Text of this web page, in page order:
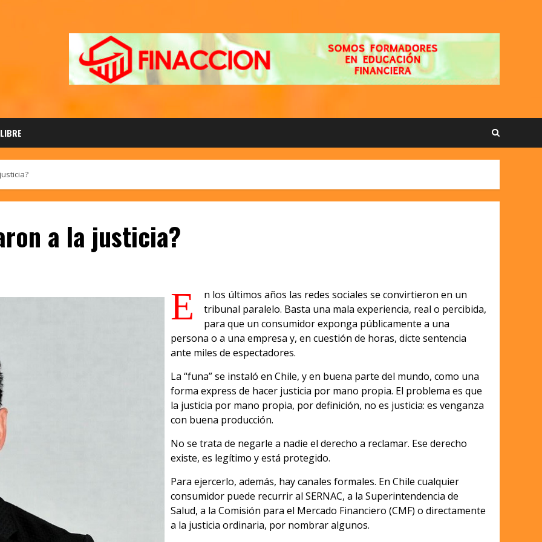
a la justicia?
E
n los últimos años las redes sociales se convirtieron en un
tribunal paralelo. Basta una mala experiencia, real o percibida,
para que un consumidor exponga públicamente a una
persona o a una empresa y, en cuestión de horas, dicte sentencia
ante miles de espectadores.
La “funa” se instaló en Chile, y en buena parte del mundo, como una
forma express de hacer justicia por mano propia. El problema es que
la justicia por mano propia, por definición, no es justicia: es venganza
con buena producción.
No se trata de negarle a nadie el derecho a reclamar. Ese derecho
existe, es legítimo y está protegido.
Para ejercerlo, además, hay canales formales. En Chile cualquier
consumidor puede recurrir al SERNAC, a la Superintendencia de
Salud, a la Comisión para el Mercado Financiero (CMF) o directamente
a la justicia ordinaria, por nombrar algunos.